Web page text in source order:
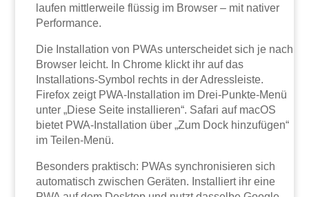
laufen mittlerweile flüssig im Browser – mit nativer
Performance.
Die Installation von PWAs unterscheidet sich je nach
Browser leicht. In Chrome klickt ihr auf das
Installations-Symbol rechts in der Adressleiste.
Firefox zeigt PWA-Installation im Drei-Punkte-Menü
unter „Diese Seite installieren“. Safari auf macOS
bietet PWA-Installation über „Zum Dock hinzufügen“
im Teilen-Menü.
Besonders praktisch: PWAs synchronisieren sich
automatisch zwischen Geräten. Installiert ihr eine